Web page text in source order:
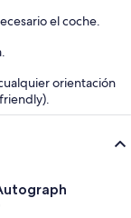
el coche.
orientación